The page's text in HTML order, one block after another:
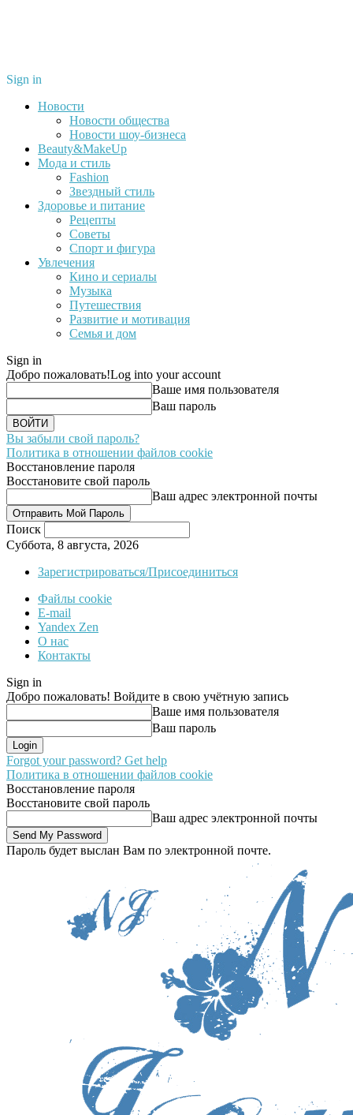
Sign in
Новости
Новости общества
Новости шоу-бизнеса
Beauty&MakeUp
Мода и стиль
Fashion
Звездный стиль
Здоровье и питание
Рецепты
Советы
Спорт и фигура
Увлечения
Кино и сериалы
Музыка
Путешествия
Развитие и мотивация
Семья и дом
Sign in
Добро пожаловать!Log into your account
Ваше имя пользователя
Ваш пароль
Вы забыли свой пароль?
Политика в отношении файлов cookie
Восстановление пароля
Восстановите свой пароль
Ваш адрес электронной почты
Поиск
Суббота, 8 августа, 2026
Зарегистрироваться/Присоединиться
Файлы cookie
E-mail
Yandex Zen
О нас
Контакты
Sign in
Добро пожаловать! Войдите в свою учётную запись
Ваше имя пользователя
Ваш пароль
Forgot your password? Get help
Политика в отношении файлов cookie
Восстановление пароля
Восстановите свой пароль
Ваш адрес электронной почты
Пароль будет выслан Вам по электронной почте.